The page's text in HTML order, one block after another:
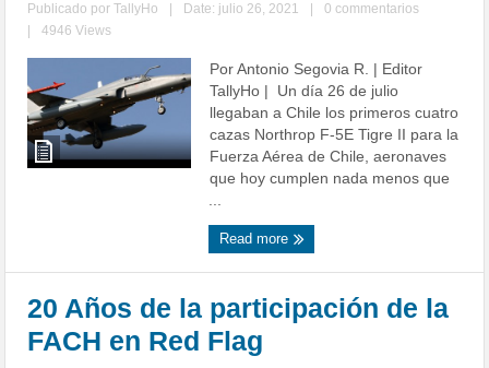
Publicado porTallyHo Date: julio 26, 2021
0 commentarios
4946 Views
Por Antonio Segovia R. | Editor
TallyHo | Un día 26 de julio
llegaban a Chile los primeros cuatro
cazas Northrop F-5E Tigre II para la
Fuerza Aérea de Chile, aeronaves
que hoy cumplen nada menos que
...
Read more
20 Años de la participación de la
FACH en Red Flag